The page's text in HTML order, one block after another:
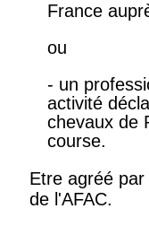
France
ou
- un
activité
chevaux de
course.
Etre agréé par
de l'AFAC.